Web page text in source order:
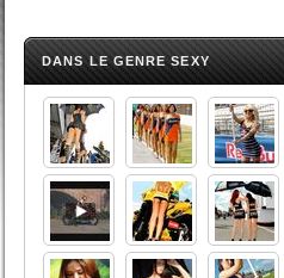
DANS LE GENRE SEXY